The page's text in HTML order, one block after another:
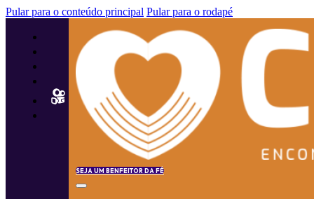
Pular para o conteúdo principal Pular para o rodapé
SEJA UM BENFEITOR DA FÉ